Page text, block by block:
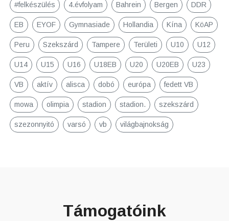
#felkészülés 4.évfolyam Bahrein Bergen DDR
EB EYOF Gymnasiade Hollandia Kína KöAP
Peru Szekszárd Tampere Területi U10 U12
U14 U15 U16 U18EB U20 U20EB U23
VB aktív alisca dobó európa fedett VB
mowa olimpia stadion stadion. szekszárd
szezonnyitó varsó vb világbajnokság
Támogatóink